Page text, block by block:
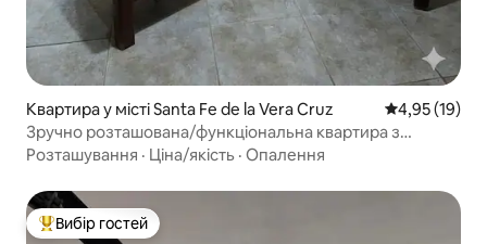
Квартира у місті Santa Fe de la Vera Cruz Середня
4,95 (19)
Зручно розташована/функціональна квартира з
власним гаражем
Розташування · Ціна/якість · Опалення
Топ вибір гостей
Вибір гостей